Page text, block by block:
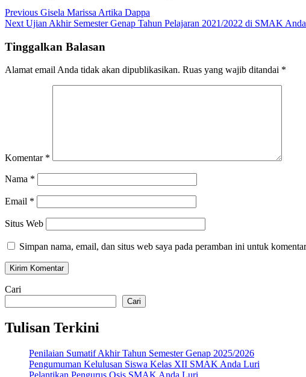
Navigasi
pos
Previous Previous
post:
Gisela Marissa Artika Dappa
Next Next
Ujian Akhir Semester Genap Tahun Pelajaran 2021/2022 di SMAK
Tinggalkan Balasan
Alamat email Anda tidak akan dipublikasikan. Ruas yang wajib ditandai *
Komentar *
Nama *
Email *
Situs Web
Simpan nama, email, dan situs web saya pada peramban ini untuk
Cari
Cari
Tulisan Terkini
Penilaian Sumatif Akhir Tahun Semester Genap 2025/2026
Pengumuman Kelulusan Siswa Kelas XII SMAK Anda Luri
Pelantikan Pengurus Osis SMAK Anda Luri